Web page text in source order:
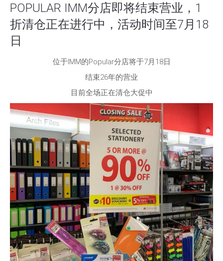
POPULAR IMM分店即将结束营业，1
折清仓正在进行中，活动时间至7月18
日
位于IMM的Popular分店将于7月18日
结束26年的营业
目前全场正在清仓大促中